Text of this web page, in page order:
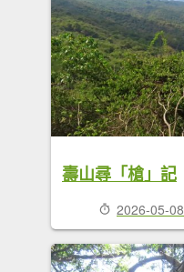
壽山尋「槍」記
2026-05-08